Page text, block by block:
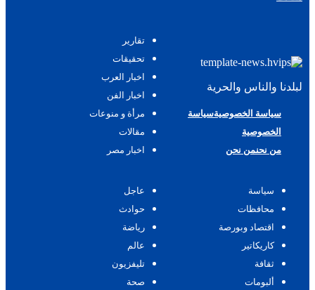
لبلدنا والناس والحرية
سياسة الخصوصيةسياسة
الخصوصية
من نحنمن نحن
تقارير
تحقيقات
اخبار العرب
اخبار الفن
مرأة و منوعات
مقالات
اخبار مصر
سياسة
محافظات
اقتصاد وبورصة
كاريكاتير
ثقافة
ألبومات
عاجل
حوادث
رياضة
عالم
تليفزيون
صحة